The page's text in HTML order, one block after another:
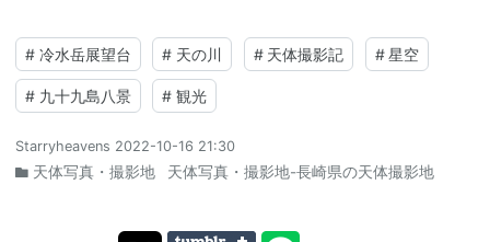
# 冷水岳展望台 # 天の川 # 天体撮影記 # 星空
# 九十九島八景 # 観光
Starryheavens 2022-10-16 21:30
天体写真・撮影地 天体写真・撮影地-長崎県の天体撮影地